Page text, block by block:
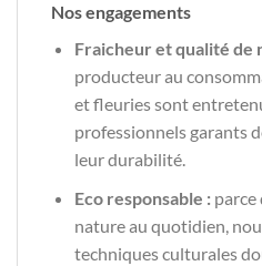
Nos engagements
Fraicheur et qualité de
producteur au
et fleuries sont
professionnels garants
leur durabilité.
Eco responsable :parce
nature au quotidien,
techniques culturales